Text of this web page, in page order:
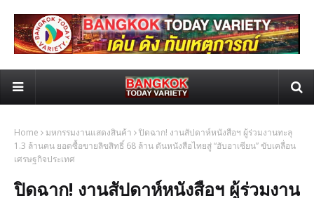
Home มหกรรมงานแสดงสินค้า
ปิดฉาก! งานสัปดาห์หนังสือฯ ผู้ร่วมงานทะลุ
1.3 ล้านคน ยอดซื้อขายลิขสิทธิ์ 68 ล้าน ดันหนังสือไทยสู่ “ฮับอาเซียน” ขับเคลื่อน
เศรษฐกิจประเทศ
ปิดฉาก! งานสัปดาห์หนังสือฯ ผู้ร่วมงาน